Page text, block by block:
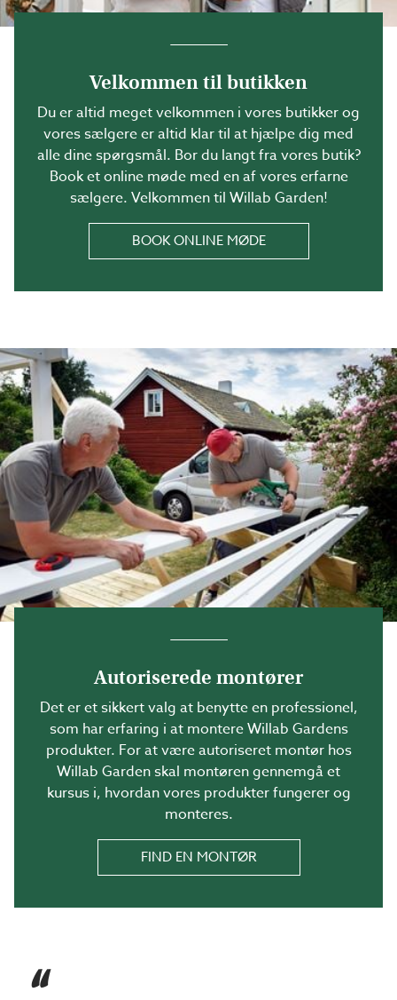
Velkommen til butikken
Du er altid meget velkommen i vores butikker og
vores sælgere er altid klar til at hjælpe dig med
alle dine spørgsmål. Bor du langt fra vores butik?
Book et online møde med en af vores erfarne
sælgere. Velkommen til Willab Garden!
BOOK ONLINE MØDE
Autoriserede montører
Det er et sikkert valg at benytte en professionel,
som har erfaring i at montere Willab Gardens
produkter. For at være autoriseret montør hos
Willab Garden skal montøren gennemgå et
kursus i, hvordan vores produkter fungerer og
monteres.
FIND EN MONTØR
"